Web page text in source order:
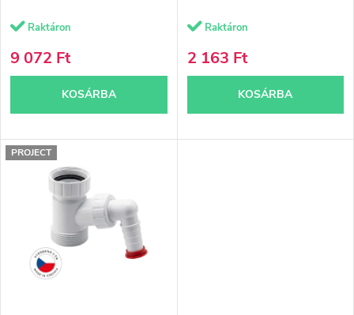
n
d
e
z
é
s
i
s
t
á
j
Raktáron
9 072 Ft
KOSÁRBA
Raktáron
2 163 Ft
KOSÁRBA
PROJECT